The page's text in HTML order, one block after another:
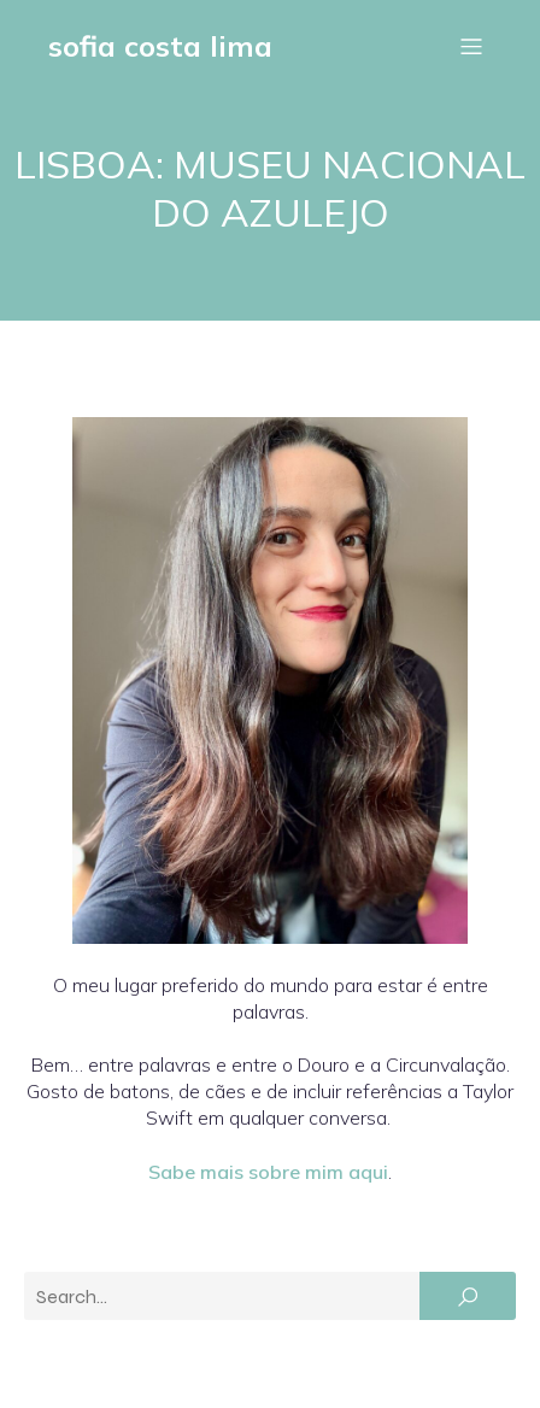
sofia costa lima
LISBOA: MUSEU NACIONAL
DO AZULEJO
O meu lugar preferido do mundo para estar é entre
palavras.
Bem… entre palavras e entre o Douro e a Circunvalação.
Gosto de batons, de cães e de incluir referências a Taylor
Swift em qualquer conversa.
Sabe mais sobre mim aqui.